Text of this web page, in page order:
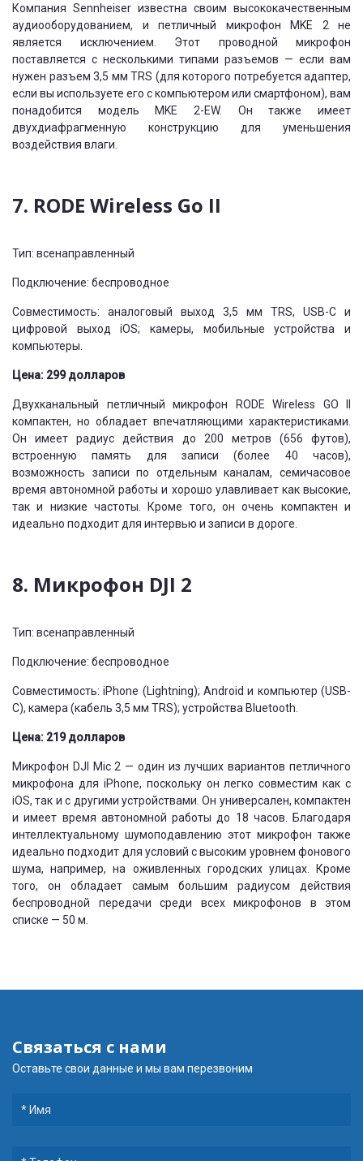
Компания Sennheiser известна своим высококачественным
аудиооборудованием, и петличный микрофон MKE 2 не
является исключением. Этот проводной микрофон
поставляется с несколькими типами разъемов — если вам
нужен разъем 3,5 мм TRS (для которого потребуется адаптер,
если вы используете его с компьютером или смартфоном), вам
понадобится модель MKE 2-EW. Он также имеет
двухдиафрагменную конструкцию для уменьшения
воздействия влаги.
7. RODE Wireless Go II
Тип: всенаправленный
Подключение: беспроводное
Совместимость: аналоговый выход 3,5 мм TRS, USB-C и
цифровой выход iOS; камеры, мобильные устройства и
компьютеры.
Цена: 299 долларов
Двухканальный петличный микрофон RODE Wireless GO II
компактен, но обладает впечатляющими характеристиками.
Он имеет радиус действия до 200 метров (656 футов),
встроенную память для записи (более 40 часов),
возможность записи по отдельным каналам, семичасовое
время автономной работы и хорошо улавливает как высокие,
так и низкие частоты. Кроме того, он очень компактен и
идеально подходит для интервью и записи в дороге.
8. Микрофон DJI 2
Тип: всенаправленный
Подключение: беспроводное
Совместимость: iPhone (Lightning); Android и компьютер (USB-
C), камера (кабель 3,5 мм TRS); устройства Bluetooth.
Цена: 219 долларов
Микрофон DJI Mic 2 — один из лучших вариантов петличного
микрофона для iPhone, поскольку он легко совместим как с
iOS, так и с другими устройствами. Он универсален, компактен
и имеет время автономной работы до 18 часов. Благодаря
интеллектуальному шумоподавлению этот микрофон также
идеально подходит для условий с высоким уровнем фонового
шума, например, на оживленных городских улицах. Кроме
того, он обладает самым большим радиусом действия
беспроводной передачи среди всех микрофонов в этом
списке — 50 м.
Связаться с нами
Оставьте свои данные и мы вам перезвоним